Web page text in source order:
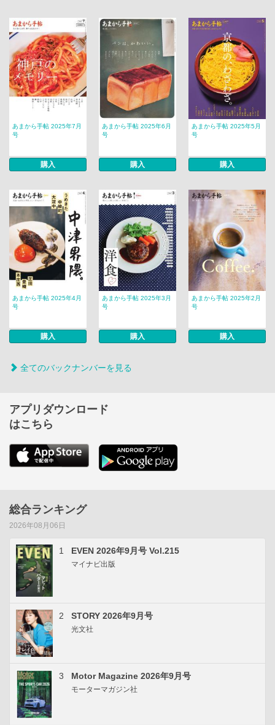
あまから手帖 2025年7月
号
購入
あまから手帖 2025年6月
号
購入
あまから手帖 2025年5月
号
購入
あまから手帖 2025年4月
号
購入
あまから手帖 2025年3月
号
購入
あまから手帖 2025年2月
号
購入
全てのバックナンバーを見る
アプリダウンロード
はこちら
総合ランキング
2026年08月06日
1 EVEN 2026年9月号 Vol.215
マイナビ出版
2 STORY 2026年9月号
光文社
3 Motor Magazine 2026年9月号
モーターマガジン社